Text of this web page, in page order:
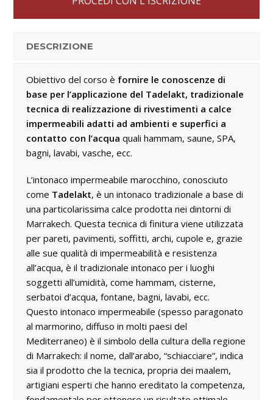
DESCRIZIONE
Obiettivo del corso è fornire le conoscenze di
base per l’applicazione del Tadelakt, tradizionale
tecnica di realizzazione di rivestimenti a calce
impermeabili adatti ad ambienti e superfici a
contatto con l’acqua quali hammam, saune, SPA,
bagni, lavabi, vasche, ecc.
L’intonaco impermeabile marocchino, conosciuto
come Tadelakt, è un intonaco tradizionale a base di
una particolarissima calce prodotta nei dintorni di
Marrakech. Questa tecnica di finitura viene utilizzata
per pareti, pavimenti, soffitti, archi, cupole e, grazie
alle sue qualità di impermeabilità e resistenza
all’acqua, è il tradizionale intonaco per i luoghi
soggetti all’umidità, come hammam, cisterne,
serbatoi d’acqua, fontane, bagni, lavabi, ecc.
Questo intonaco impermeabile (spesso paragonato
al marmorino, diffuso in molti paesi del
Mediterraneo) è il simbolo della cultura della regione
di Marrakech: il nome, dall’arabo, “schiacciare”, indica
sia il prodotto che la tecnica, propria dei maalem,
artigiani esperti che hanno ereditato la competenza,